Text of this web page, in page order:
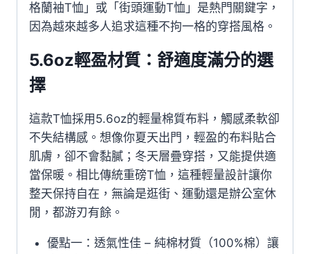
格蘭袖T恤」或「街頭運動T恤」是熱門關鍵字，
因為越來越多人追求這種不拘一格的穿搭風格。
5.6oz輕盈材質：舒適度滿分的選
擇
這款T恤採用5.6oz的輕量棉質布料，觸感柔軟卻
不失結構感。想像你夏天出門，輕盈的布料貼合
肌膚，卻不會黏膩；冬天層疊穿搭，又能提供適
當保暖。相比傳統重磅T恤，這種輕量設計讓你
整天保持自在，無論是逛街、運動還是辦公室休
閒，都游刃有餘。
優點一：透氣性佳 – 純棉材質（100%棉）讓